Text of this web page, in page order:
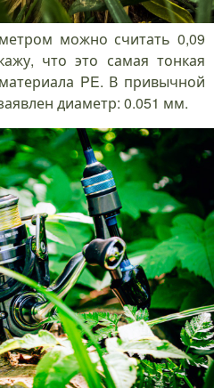
можно считать 0,09
что это самая тонкая
PE. В привычной
диаметр: 0.051 мм.